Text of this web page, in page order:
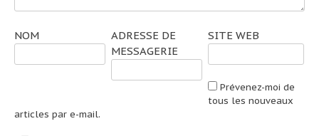
NOM
ADRESSE DE
MESSAGERIE
SITE WEB
Prévenez-moi de
tous les nouveaux
articles par e-mail.